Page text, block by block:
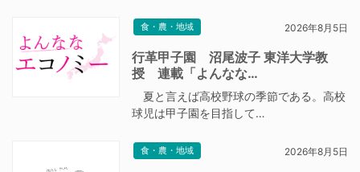
食・農・地域 2026年8月5日
行革甲子園 沼尾波子 東洋大学教
授 連載「よんなな…
夏と言えば高校野球の季節である。高校
球児は甲子園を目指して…
食・農・地域 2026年8月5日